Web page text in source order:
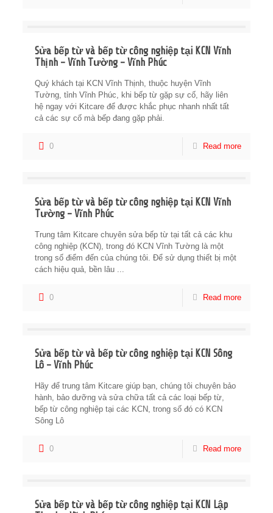
Sửa bếp từ và bếp từ công nghiệp tại KCN Vĩnh
Thịnh – Vĩnh Tường – Vĩnh Phúc
Quý khách tại KCN Vĩnh Thịnh, thuộc huyện Vĩnh
Tường, tỉnh Vĩnh Phúc, khi bếp từ gặp sự cố, hãy liên
hệ ngay với Kitcare để được khắc phục nhanh nhất tất
cả các sự cố mà bếp đang gặp phải.
0 Read more
Sửa bếp từ và bếp từ công nghiệp tại KCN Vĩnh
Tường – Vĩnh Phúc
Trung tâm Kitcare chuyên sửa bếp từ tại tất cả các khu
công nghiệp (KCN), trong đó KCN Vĩnh Tường là một
trong số điểm đến của chúng tôi. Để sử dụng thiết bị một
cách hiệu quả, bền lâu ...
0 Read more
Sửa bếp từ và bếp từ công nghiệp tại KCN Sông
Lô – Vĩnh Phúc
Hãy để trung tâm Kitcare giúp bạn, chúng tôi chuyên bảo
hành, bảo dưỡng và sửa chữa tất cả các loại bếp từ,
bếp từ công nghiệp tại các KCN, trong số đó có KCN
Sông Lô
0 Read more
Sửa bếp từ và bếp từ công nghiệp tại KCN Lập